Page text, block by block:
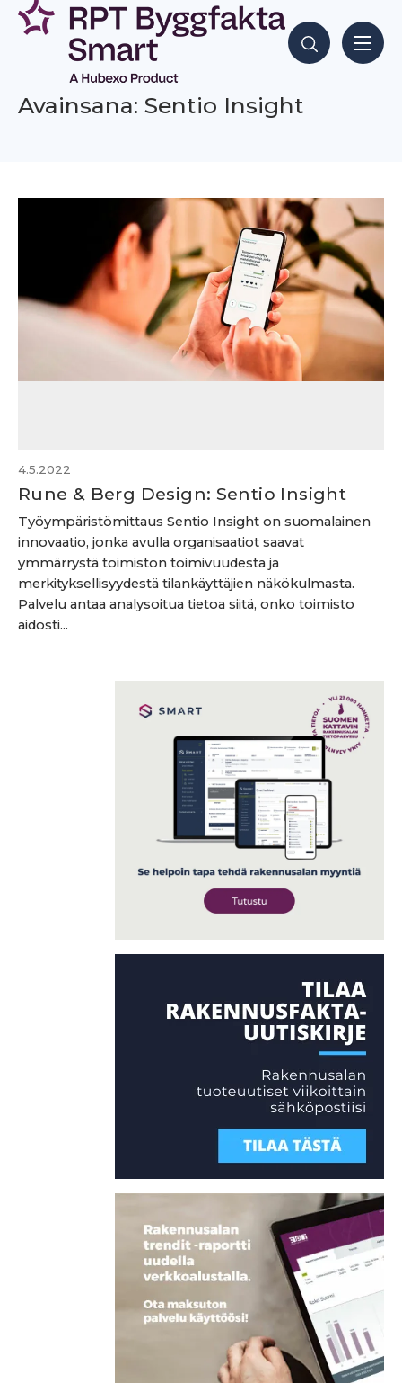
Siirry
sisältöön
Hae sisältöjä
Avainsana: Sentio Insight
4.5.2022
Rune & Berg Design: Sentio Insight
Työympäristömittaus Sentio Insight on suomalainen
innovaatio, jonka avulla organisaatiot saavat
ymmärrystä toimiston toimivuudesta ja
merkityksellisyydestä tilankäyttäjien näkökulmasta.
Palvelu antaa analysoitua tietoa siitä, onko toimisto
aidosti...